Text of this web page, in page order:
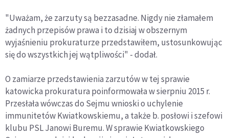
"Uważam, że zarzuty są bezzasadne. Nigdy nie złamałem
żadnych przepisów prawa i to dzisiaj w obszernym
wyjaśnieniu prokuraturze przedstawiłem, ustosunkowując
się do wszystkich jej wątpliwości" - dodał.
O zamiarze przedstawienia zarzutów w tej sprawie
katowicka prokuratura poinformowała w sierpniu 2015 r.
Przesłała wówczas do Sejmu wnioski o uchylenie
immunitetów Kwiatkowskiemu, a także b. posłowi i szefowi
klubu PSL Janowi Buremu. W sprawie Kwiatkowskiego